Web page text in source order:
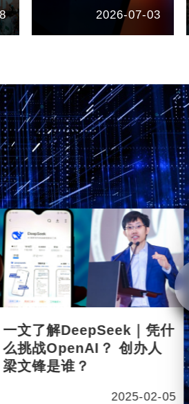
2026-07-03
一文了解DeepSeek｜凭什
么挑战OpenAI？ 创办人
梁文锋是谁？
2025-02-05